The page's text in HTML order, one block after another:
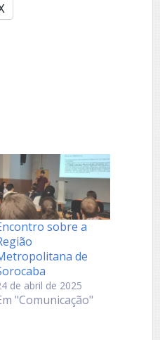
sobre a
de
de abril de 2025
"Comunicação"